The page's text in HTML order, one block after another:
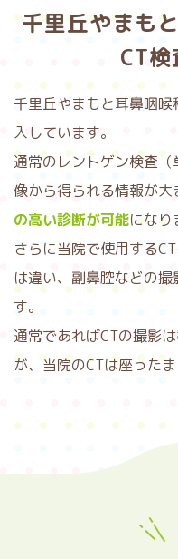
千里丘やまも
CT
千里丘やまもと耳鼻咽
入しています。
通常のレントゲン検査
像から得られる情報が大
の高い診断が可能になり
さらに当院で使用する
は違い、副鼻腔などの
す。
通常であればCTの撮影
が、当院のCTは座った